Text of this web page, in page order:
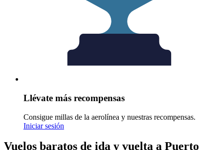
Llévate más recompensas
Consigue millas de la aerolínea y nuestras recompensas.
Iniciar sesión
Vuelos baratos de ida y vuelta a Puerto